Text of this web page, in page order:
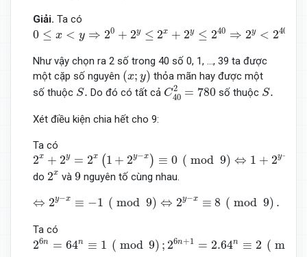
Giải. Ta có
0 ≤ x < y ⇒ 20 + 2y ≤ 2x + 2y ≤ 240 ⇒ 2y < 240
0≤x< y⇒20 y≤2 +2y 2 40 2y 2 40⇒ 40 ≤x
Như vậy chọn ra 2 số trong 40 số 0, 1, ..., 39 ta được
một cặp số nguyên (x; y)
(
thỏa mãn hay được một
số thuộc S.
S. Do đó có tất cả C2
40 = 780
C40 =780
số thuộc S.
S.
Xét điều kiện chia hết cho 9:
Ta có
2x + 2y = 2x (1 + 2y−x ) ≡ 0 ( mod 9) ⇔ 1 + 2y−
2x +2y= (1+ 2y )≡0 ( mod 9 + 2y 0 mod
do 2x
2x và 9
9 nguyên tố cùng nhau.
⇔ 2y−x ≡ −1 ( mod 9) ⇔ 2y−x ≡ 8 ( mod 9) .
2y−x (mod ⇔2 ≡8(mod 9)
Ta có
26n = 64n ≡ 1 ( mod 9) ; 26n+1 = 2.64n ≡ 2 ( mod
26n= 64 n≡ mod ;2 6n +1= 2.64 ≡ 2 (mod )